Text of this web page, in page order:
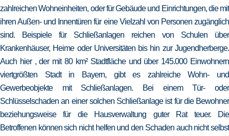
zahlreichen Wohneinheiten, oder für Gebäude und Einrichtungen, die mit
ihren Außen- und Innentüren für eine Vielzahl von Personen zugänglich
sind. Beispiele für Schließanlagen reichen von Schulen über
Krankenhäuser, Heime oder Universitäten bis hin zur Jugendherberge.
Auch hier , der mit 80 km² Stadtfläche und über 145.000 Einwohnern
viertgrößten Stadt in Bayern, gibt es zahlreiche Wohn- und
Gewerbeobjekte mit Schließanlagen. Bei einem Tür- oder
Schlüsselschaden an einer solchen Schließanlage ist für die Bewohner
beziehungsweise für die Hausverwaltung guter Rat teuer. Die
Betroffenen können sich nicht helfen und den Schaden auch nicht selbst